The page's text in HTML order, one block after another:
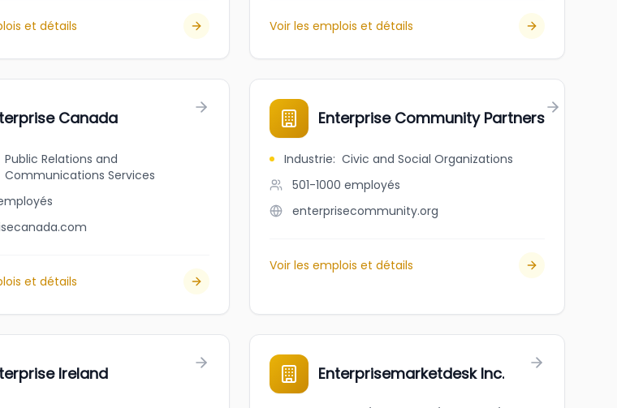
et détails Voir les emplois et détails
Canada
Public Relations and
Communications Services
et détails
Enterprise Community Partners
Industrie: Civic and Social Organizations
501-1000 employés
enterprisecommunity.org
Voir les emplois et détails
Ireland Enterprisemarketdesk Inc.